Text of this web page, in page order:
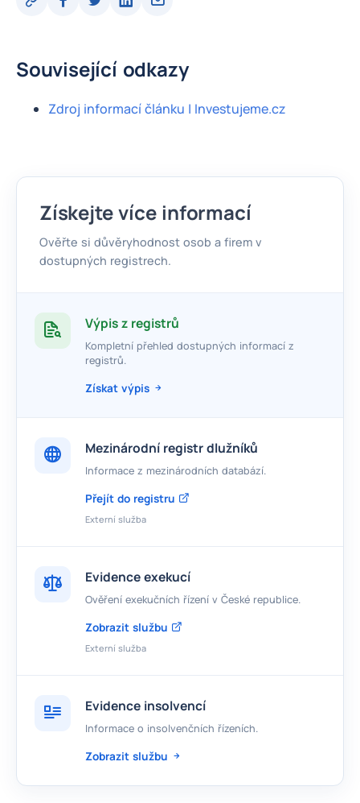
Související odkazy
Zdroj informací článku | Investujeme.cz
Získejte více informací
Ověřte si důvěryhodnost osob a firem v
dostupných registrech.
Výpis z registrů
Kompletní přehled dostupných informací z
registrů.
Získat výpis
Mezinárodní registr dlužníků
Informace z mezinárodních databází.
Přejít do registru
Externí služba
Evidence exekucí
Ověření exekučních řízení v České republice.
Zobrazit službu
Externí služba
Evidence insolvencí
Informace o insolvenčních řízeních.
Zobrazit službu